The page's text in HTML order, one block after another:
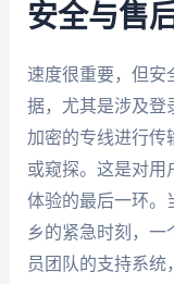
安全与售
速度很重要，但安
据，尤其是涉及登
加密的专线进行传
或窥探。这是对用
体验的最后一环。
乡的紧急时刻，一
员团队的支持系统